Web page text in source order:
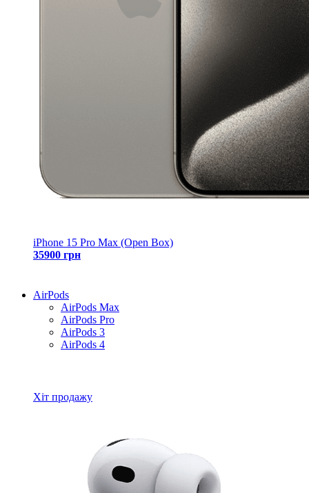
iPhone 15 Pro Max (Open Box)
35900 грн
AirPods
AirPods Max
AirPods Pro
AirPods 3
AirPods 4
Хіт продажу